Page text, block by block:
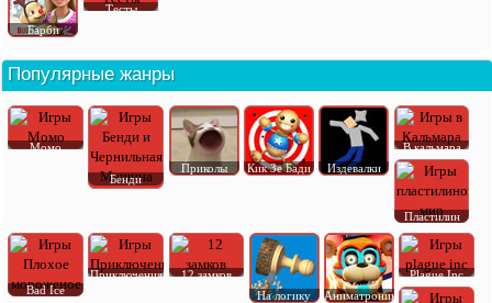
Барби
Тесты
Популярные жанры
Момо
Бенди
Приколы Кик Зе Бади Издевалки
В кальмара
Пластилин
Bad Ice
Приключения
12 замков
На логику
Аниматроник
Plague Inc